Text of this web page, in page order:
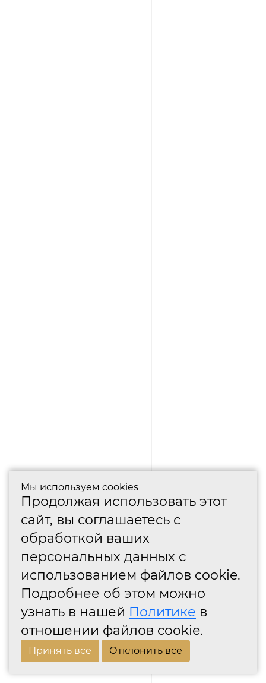
Мы используем cookies
Продолжая использовать этот
сайт, вы соглашаетесь с
обработкой ваших
персональных данных с
использованием файлов cookie.
Подробнее об этом можно
узнать в нашей Политике в
отношении файлов cookie.
Принять все Отклонить все